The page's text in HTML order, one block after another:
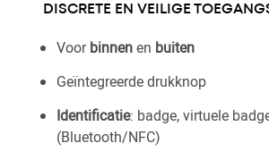
DISCRETE EN VEILIGE
Voorbinnenen buiten
Geïntegreerde drukknop
Identificatie: badge, virtuele
(Bluetooth/NFC)